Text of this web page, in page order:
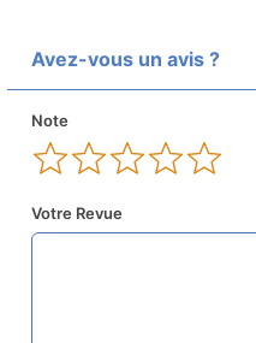
Avez-vous un avis ?
Note
Votre Revue